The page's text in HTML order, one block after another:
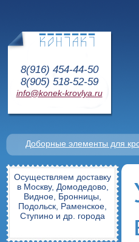
8(916) 454-44-50
8(905) 518-52-59
info@konek-krovlya.ru
Доборные элементы для
Осуществляем доставку
в Москву, Домодедово,
Видное, Бронницы,
Подольск, Раменское,
Ступино и др. города